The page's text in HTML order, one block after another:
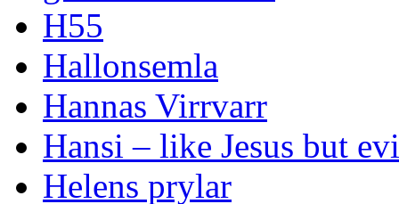
H55
Hallonsemla
Hannas Virrvarr
Hansi – like Jesus but
Helens prylar